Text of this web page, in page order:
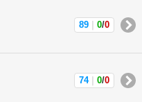
89 0/0
74 0/0